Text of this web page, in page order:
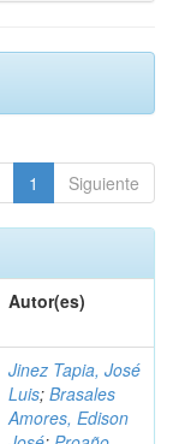
1 Siguiente
Autor(es)
Jinez Tapia, José
Luis; Brasales
Amores, Edison